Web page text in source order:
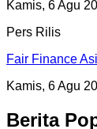
Kamis, 6 Agu
Pers Rilis
Fair Finance
Kamis, 6 Agu
Berita